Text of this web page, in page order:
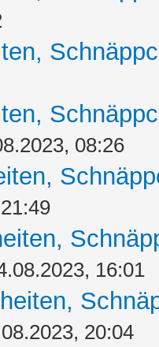
08:26
16:01
20:04